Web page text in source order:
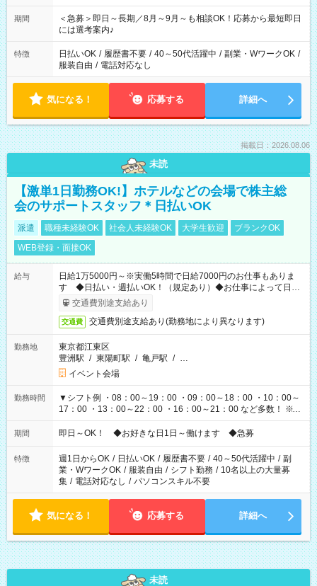
ば前職が、 在宅/財団法人/事務/コールセンター/受付/販売/カフェ
スタッフ スイーツ販売/ホテルフロント/化粧品販売/など 様々な
業界から入社して活躍されています♪
期間
＜急募＞即日～長期／8月～9月～も相談OK！応募から最短即日
には選考案内♪
特徴 日払いOK / 履歴書不要 / 40～50代活躍中 / 副業・WワークOK /
服装自由 / 電話対応なし
気になる！ 応募する 詳細へ
掲載日：2026.08.06
未読
【激単1日勤務OK!】ホテルなどの会場で株主総
会のサポートスタッフ＊日払いOK
派遣 職種未経験OK 社会人未経験OK 大学生歓迎
ブランクOK
WEB登録・面接OK
給与
日給1万5000円～※実働5時間で日給7000円のお仕事もありま
す ◆日払い・週払いOK！（規定あり）◆お仕事によって日給
も異なります
交通費別途支給あり
交通費 交通費別途支給あり(勤務地により異なります)
勤務地
東京都江東区
豊洲駅 / 東陽町駅 / 亀戸駅 / …
イベント会場
勤務時間
▼シフト例 ・08：00～19：00 ・09：00～18：00 ・10：00～
17：00 ・13：00～22：00 ・16：00～21：00 など多数！ ※お
仕事により勤務時間が異なります
期間 即日～OK！ ◆お好きな日1日～働けます ◆急募
特徴 週1日からOK / 日払いOK / 履歴書不要 / 40～50代活躍中 / 副
業・WワークOK / 服装自由 / シフト勤務 / 10名以上の大量募
集 / 電話対応なし / パソコンスキル不要
気になる！ 応募する 詳細へ
未読